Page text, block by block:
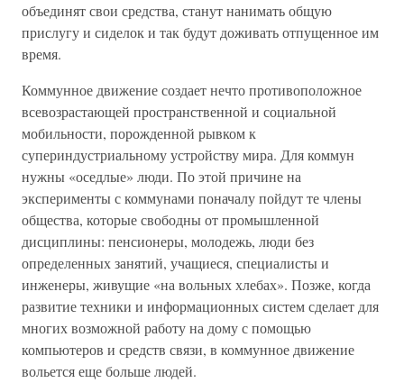
объединят свои средства, станут нанимать общую
прислугу и сиделок и так будут доживать отпущенное им
время.
Коммунное движение создает нечто противоположное
всевозрастающей пространственной и социальной
мобильности, порожденной рывком к
супериндустриальному устройству мира. Для коммун
нужны «оседлые» люди. По этой причине на
эксперименты с коммунами поначалу пойдут те члены
общества, которые свободны от промышленной
дисциплины: пенсионеры, молодежь, люди без
определенных занятий, учащиеся, специалисты и
инженеры, живущие «на вольных хлебах». Позже, когда
развитие техники и информационных систем сделает для
многих возможной работу на дому с помощью
компьютеров и средств связи, в коммунное движение
вольется еще больше людей.